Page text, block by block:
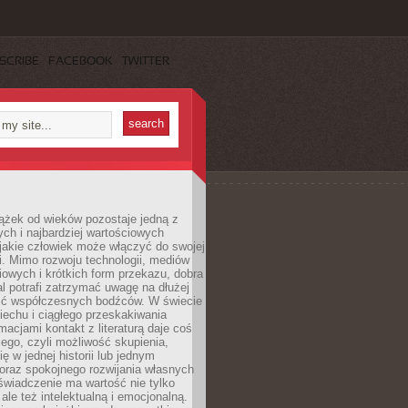
FACEBOOK TWITTER
od wieków pozostaje jedną z
i najbardziej wartościowych
człowiek może włączyć do swojej
Mimo rozwoju technologii, mediów
i krótkich form przekazu, dobra
potrafi zatrzymać uwagę na dłużej
współczesnych bodźców. W świecie
i ciągłego przeskakiwania
kontakt z literaturą daje coś
czyli możliwość skupienia,
w jednej historii lub jednym
spokojnego rozwijania własnych
ma wartość nie tylko
też intelektualną i emocjonalną.